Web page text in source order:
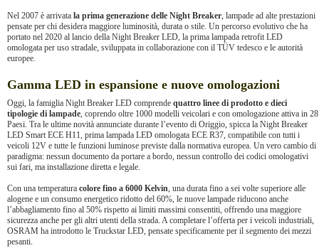
Nel 2007 è arrivata la prima generazione delle Night Breaker, lampade ad alte prestazioni
pensate per chi desidera maggiore luminosità, durata o stile. Un percorso evolutivo che ha
portato nel 2020 al lancio della Night Breaker LED, la prima lampada retrofit LED
omologata per uso stradale, sviluppata in collaborazione con il TÜV tedesco e le autorità
europee.
Gamma LED in espansione e nuove omologazioni
Oggi, la famiglia Night Breaker LED comprende quattro linee di prodotto e dieci
tipologie di lampade, coprendo oltre 1000 modelli veicolari e con omologazione attiva in 28
Paesi. Tra le ultime novità annunciate durante l’evento di Origgio, spicca la Night Breaker
LED Smart ECE H11, prima lampada LED omologata ECE R37, compatibile con tutti i
veicoli 12V e tutte le funzioni luminose previste dalla normativa europea. Un vero cambio di
paradigma: nessun documento da portare a bordo, nessun controllo dei codici omologativi
sui fari, ma installazione diretta e legale.
Con una temperatura colore fino a 6000 Kelvin, una durata fino a sei volte superiore alle
alogene e un consumo energetico ridotto del 60%, le nuove lampade riducono anche
l’abbagliamento fino al 50% rispetto ai limiti massimi consentiti, offrendo una maggiore
sicurezza anche per gli altri utenti della strada. A completare l’offerta per i veicoli industriali,
OSRAM ha introdotto le Truckstar LED, pensate specificamente per il segmento dei mezzi
pesanti.